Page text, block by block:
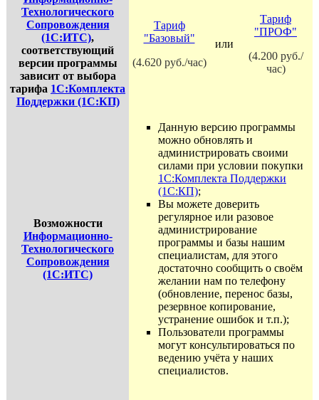
Технологического
Сопровождения
(1С:ИТС),
соответствующий
версии программы
зависит от выбора
тарифа 1С:Комплекта
Поддержки (1С:КП)
Тариф
"Базовый"
(4.620 руб./час)
или
Тариф
"ПРОФ"
(4.200 руб./
час)
Возможности
Информационно-
Технологического
Сопровождения
(1С:ИТС)
Данную версию программы
можно обновлять и
администрировать своими
силами при условии покупки
1С:Комплекта Поддержки
(1С:КП);
Вы можете доверить
регулярное или разовое
администрирование
программы и базы нашим
специалистам, для этого
достаточно сообщить о своём
желании нам по телефону
(обновление, перенос базы,
резервное копирование,
устранение ошибок и т.п.);
Пользователи программы
могут консультироваться по
ведению учёта у наших
специалистов.